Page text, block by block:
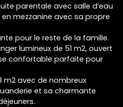
parentale avec salle d’eau
mezzanine avec sa propre
pour le reste de la famille.
lumineux de 51 m2, ouvert
confortable parfaite pour
m2 avec de nombreux
et sa charmante